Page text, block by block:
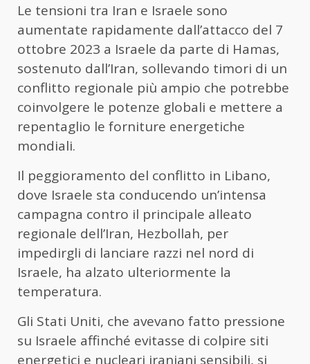
Le tensioni tra Iran e Israele sono
aumentate rapidamente dall’attacco del 7
ottobre 2023 a Israele da parte di Hamas,
sostenuto dall’Iran, sollevando timori di un
conflitto regionale più ampio che potrebbe
coinvolgere le potenze globali e mettere a
repentaglio le forniture energetiche
mondiali.
Il peggioramento del conflitto in Libano,
dove Israele sta conducendo un’intensa
campagna contro il principale alleato
regionale dell’Iran, Hezbollah, per
impedirgli di lanciare razzi nel nord di
Israele, ha alzato ulteriormente la
temperatura.
Gli Stati Uniti, che avevano fatto pressione
su Israele affinché evitasse di colpire siti
energetici e nucleari iraniani sensibili, si